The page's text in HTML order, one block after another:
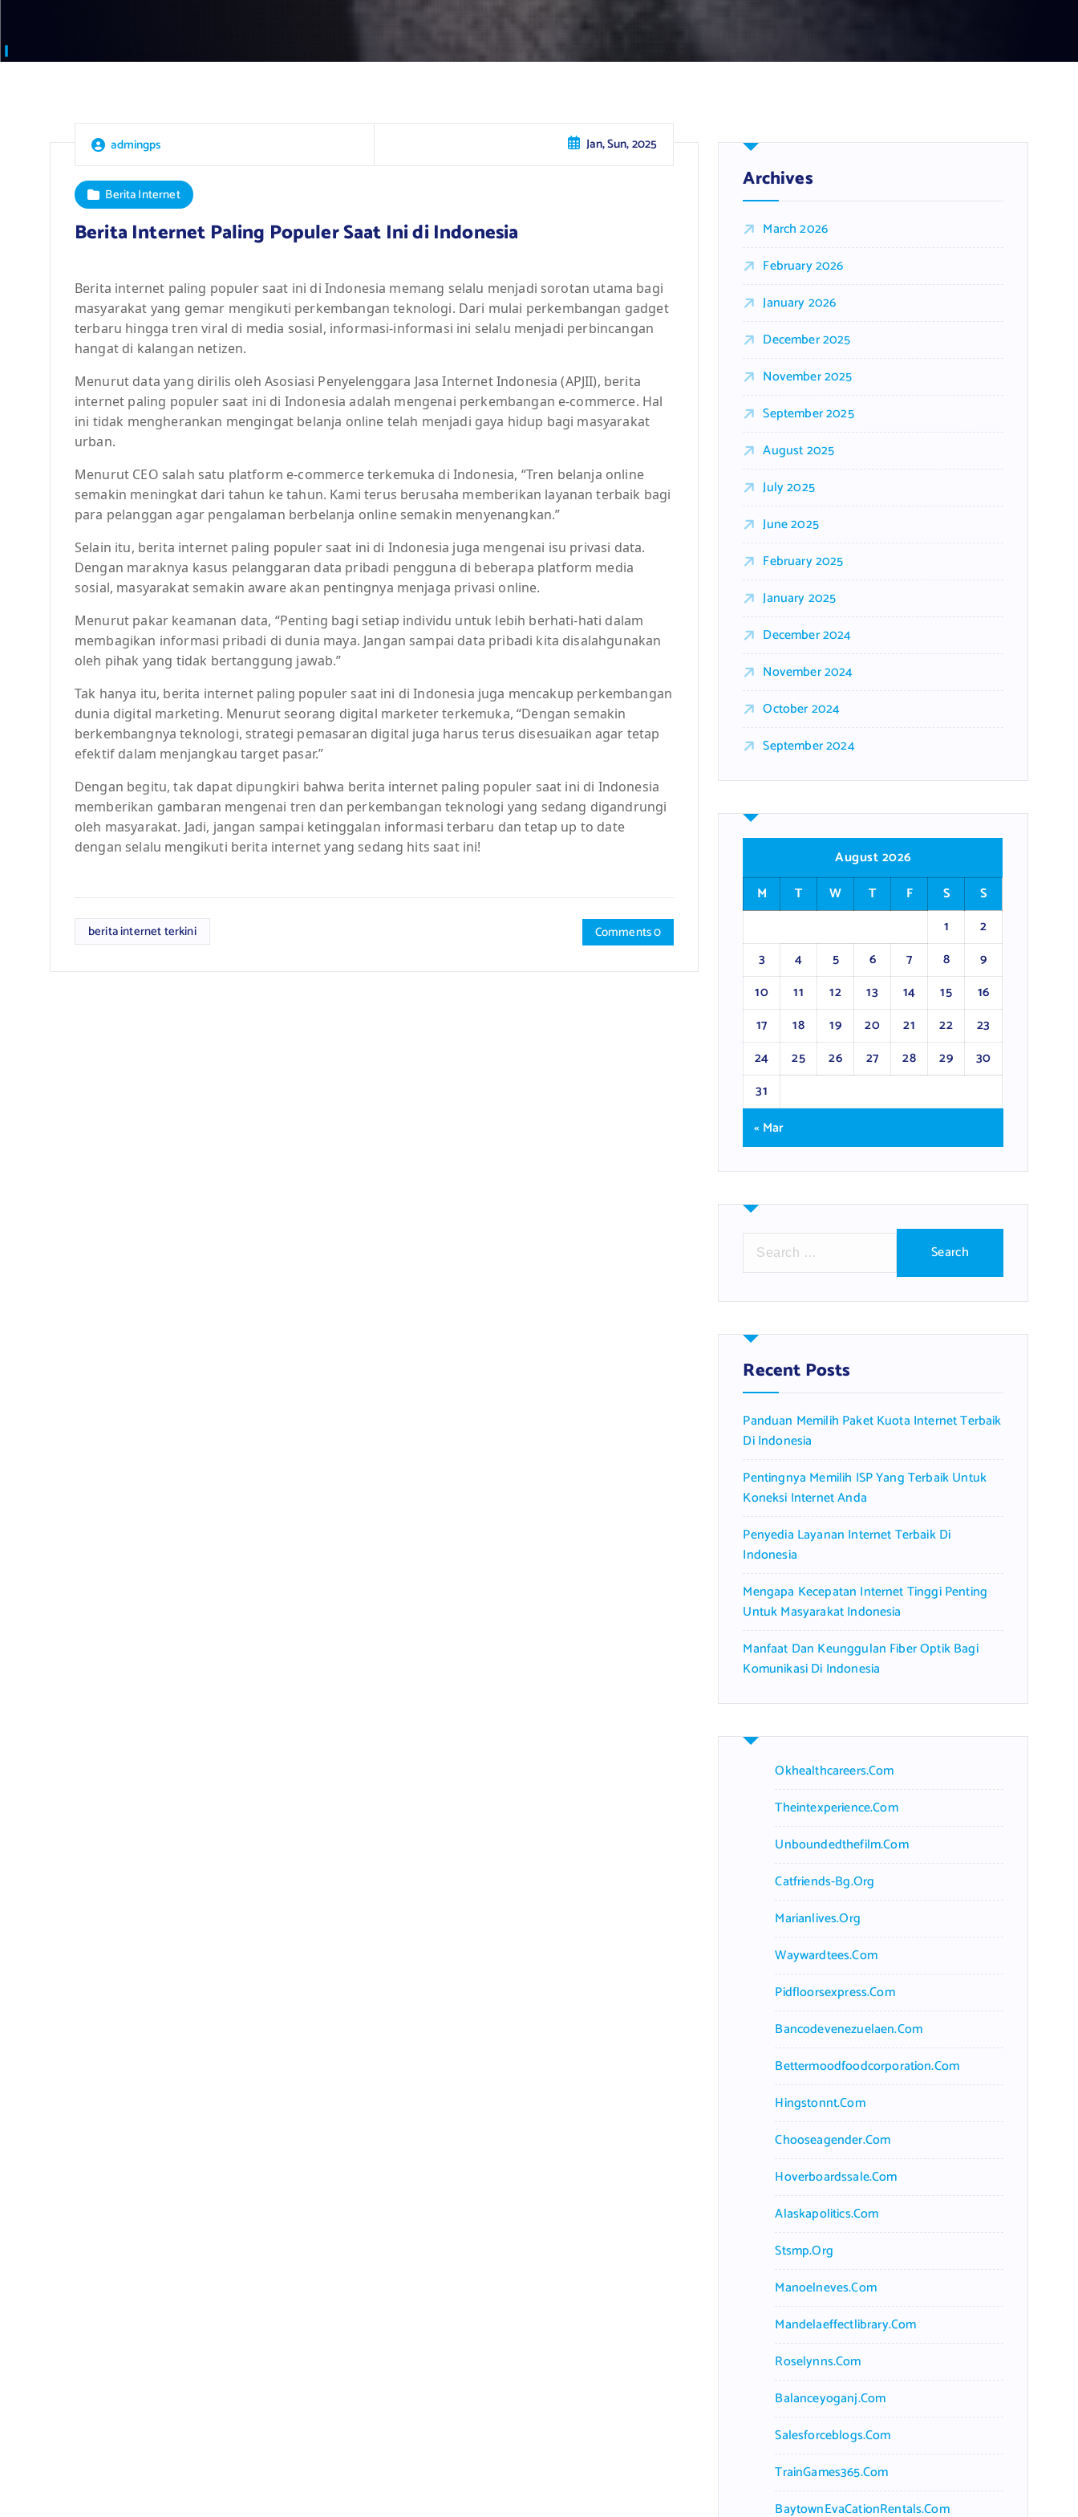
admingps Jan, Sun, 2025
Berita Internet
Berita Internet Paling Populer Saat Ini di Indonesia
Berita internet paling populer saat ini di Indonesia memang selalu menjadi sorotan utama bagi
masyarakat yang gemar mengikuti perkembangan teknologi. Dari mulai perkembangan gadget
terbaru hingga tren viral di media sosial, informasi-informasi ini selalu menjadi perbincangan
hangat di kalangan netizen.
Menurut data yang dirilis oleh Asosiasi Penyelenggara Jasa Internet Indonesia (APJII), berita
internet paling populer saat ini di Indonesia adalah mengenai perkembangan e-commerce. Hal
ini tidak mengherankan mengingat belanja online telah menjadi gaya hidup bagi masyarakat
urban.
Menurut CEO salah satu platform e-commerce terkemuka di Indonesia, “Tren belanja online
semakin meningkat dari tahun ke tahun. Kami terus berusaha memberikan layanan terbaik bagi
para pelanggan agar pengalaman berbelanja online semakin menyenangkan.”
Selain itu, berita internet paling populer saat ini di Indonesia juga mengenai isu privasi data.
Dengan maraknya kasus pelanggaran data pribadi pengguna di beberapa platform media
sosial, masyarakat semakin aware akan pentingnya menjaga privasi online.
Menurut pakar keamanan data, “Penting bagi setiap individu untuk lebih berhati-hati dalam
membagikan informasi pribadi di dunia maya. Jangan sampai data pribadi kita disalahgunakan
oleh pihak yang tidak bertanggung jawab.”
Tak hanya itu, berita internet paling populer saat ini di Indonesia juga mencakup perkembangan
dunia digital marketing. Menurut seorang digital marketer terkemuka, “Dengan semakin
berkembangnya teknologi, strategi pemasaran digital juga harus terus disesuaikan agar tetap
efektif dalam menjangkau target pasar.”
Dengan begitu, tak dapat dipungkiri bahwa berita internet paling populer saat ini di Indonesia
memberikan gambaran mengenai tren dan perkembangan teknologi yang sedang digandrungi
oleh masyarakat. Jadi, jangan sampai ketinggalan informasi terbaru dan tetap up to date
dengan selalu mengikuti berita internet yang sedang hits saat ini!
berita internet terkini Comments 0
Archives
March 2026
February 2026
January 2026
December 2025
November 2025
September 2025
August 2025
July 2025
June 2025
February 2025
January 2025
December 2024
November 2024
October 2024
September 2024
August 2026
M
T W T F S
S
1
2
3
4 5 6 7 8
9
10
11 12 13 14 15
16
17
18 19 20 21 22
23
24
25 26 27 28 29
30
31
« Mar
r
h
f
o
:
Recent Posts
Panduan Memilih Paket Kuota Internet Terbaik
Di Indonesia
Pentingnya Memilih ISP Yang Terbaik Untuk
Koneksi Internet Anda
Penyedia Layanan Internet Terbaik Di
Indonesia
Mengapa Kecepatan Internet Tinggi Penting
Untuk Masyarakat Indonesia
Manfaat Dan Keunggulan Fiber Optik Bagi
Komunikasi Di Indonesia
Okhealthcareers.com
Theintexperience.com
Unboundedthefilm.com
Catfriends-Bg.org
Marianlives.org
Waywardtees.com
Pidfloorsexpress.com
Bancodevenezuelaen.com
Bettermoodfoodcorporation.com
Hingstonnt.com
Chooseagender.com
Hoverboardssale.com
Alaskapolitics.com
Stsmp.org
Manoelneves.com
Mandelaeffectlibrary.com
Roselynns.com
Balanceyoganj.com
Salesforceblogs.com
TrainGames365.com
BaytownEvaCationRentals.com